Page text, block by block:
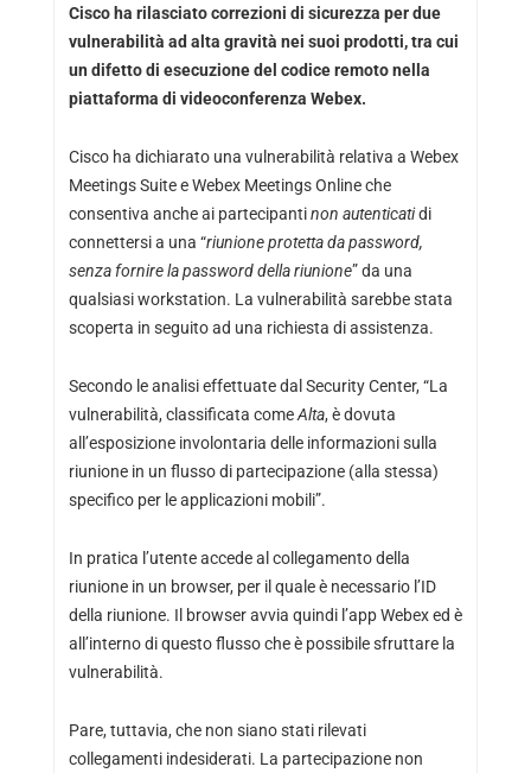
Cisco ha rilasciato correzioni di sicurezza per due
vulnerabilità ad alta gravità nei suoi prodotti, tra cui
un difetto di esecuzione del codice remoto nella
piattaforma di videoconferenza Webex.
Cisco ha dichiarato una vulnerabilità relativa a Webex
Meetings Suite e Webex Meetings Online che
consentiva anche ai partecipantinon autenticatidi
connettersi a una “riunione protetta da password,
senza fornire la password della riunione” da una
qualsiasi workstation. La vulnerabilità sarebbe stata
scoperta in seguito ad una richiesta di assistenza.
Secondo le analisi effettuate dal Security Center, “La
vulnerabilità, classificata comeAlta, è dovuta
all’esposizione involontaria delle informazioni sulla
riunione in un flusso di partecipazione (alla stessa)
specifico per le applicazioni mobili”.
In pratica l’utente accede al collegamento della
riunione in un browser, per il quale è necessario l’ID
della riunione. Il browser avvia quindi l’app Webex ed è
all’interno di questo flusso che è possibile sfruttare la
vulnerabilità.
Pare, tuttavia, che non siano stati rilevati
collegamenti indesiderati. La partecipazione non